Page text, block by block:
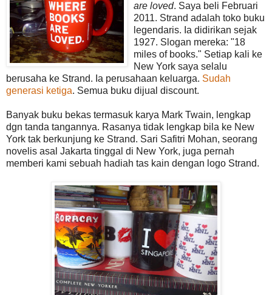
are loved. Saya beli Februari
2011. Strand adalah toko buku
legendaris. Ia didirikan sejak
1927. Slogan mereka: "18
miles of books." Setiap kali ke
New York saya selalu
berusaha ke Strand. Ia perusahaan keluarga. Sudah
generasi ketiga. Semua buku dijual discount.
Banyak buku bekas termasuk karya Mark Twain, lengkap
dgn tanda tangannya. Rasanya tidak lengkap bila ke New
York tak berkunjung ke Strand. Sari Safitri Mohan, seorang
novelis asal Jakarta tinggal di New York, juga pernah
memberi kami sebuah hadiah tas kain dengan logo Strand.